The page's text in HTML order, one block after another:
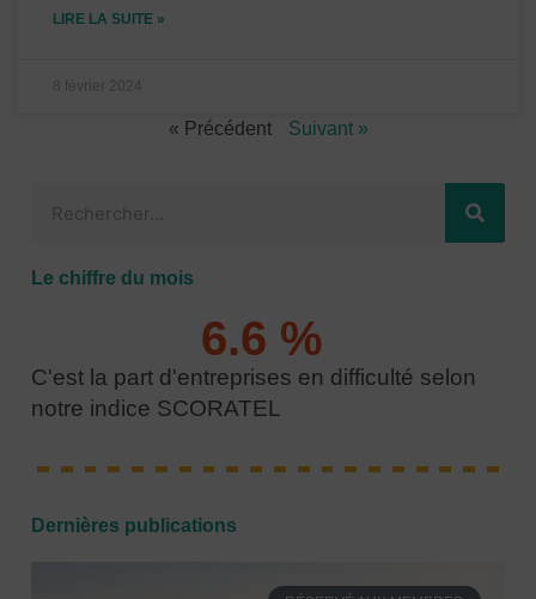
LIRE LA SUITE »
8 février 2024
« Précédent Suivant »
Le chiffre du mois
C'est la part d'entreprises en difficulté selon
notre indice SCORATEL
6.6 %
Dernières publications